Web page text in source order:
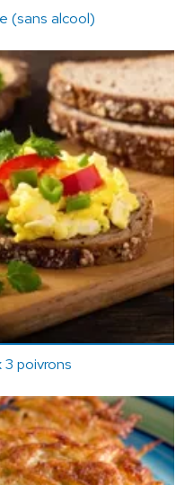
(sans alcool)
3 poivrons